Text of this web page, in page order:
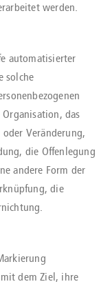
werden.
automatisierter
solche
Organisation, das
Veränderung,
die Offenlegung
andere Form der
die
dem Ziel, ihre